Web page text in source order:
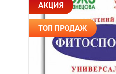
АКЦИЯ
ТОП ПРОДАЖ